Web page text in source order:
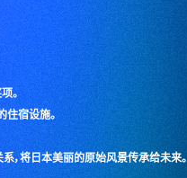
。
住宿设施。
，将日本美丽的原始风景传承给未来。